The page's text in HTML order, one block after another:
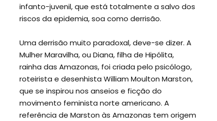
infanto-juvenil, que está totalmente a salvo dos
riscos da epidemia, soa como derrisão.
Uma derrisão muito paradoxal, deve-se dizer. A
Mulher Maravilha, ou Diana, filha de Hipólita,
rainha das Amazonas, foi criada pelo psicólogo,
roteirista e desenhista William Moulton Marston,
que se inspirou nos anseios e ficção do
movimento feminista norte americano. A
referência de Marston às Amazonas tem origem